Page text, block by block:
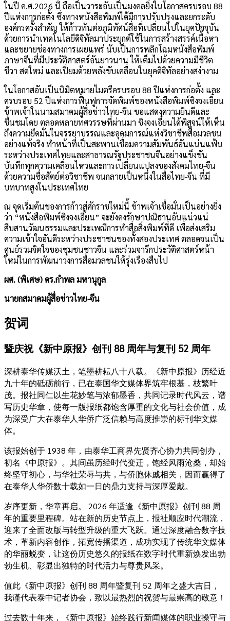
ในปี ค.ศ.2026 นี้ ถือเป็นวาระอันเป็นมงคลยิ่งในโอกาสครบรอบ 88
ปีแห่งการก่อตั้ง ซึ่งทางหนังสือพิมพ์ได้มีการปรับปรุงและยกระดับ
องค์กรครั้งสำคัญ ให้ก้าวทันต่อภูมิทัศน์สื่อที่เปลี่ยนไปในยุคปัจจุบัน
ด้วยการนำเทคโนโลยีดิจิทัลมาประยุกต์ใช้ในการสร้างสรรค์เนื้อหา
และขยายช่องทางการเผยแพร่ นับเป็นการพลิกโฉมหนังสือพิมพ์
ภาษาจีนที่มีประวัติศาสตร์อันยาวนาน ให้เต็มไปด้วยความมีชีวิต
ชีวา สดใหม่ และเปี่ยมด้วยพลังขับเคลื่อนในยุคดิจิทัลอย่างสง่างาม
ในโอกาสอันเป็นนิมิตหมายไมตรีครบรอบ 88 ปีแห่งการก่อตั้ง และ
ครบรอบ 52 ปีแห่งการฟื้นฟูการจัดพิมพ์ของหนังสือพิมพ์ซิงจงเอี๋ยน
ข้าพเจ้าในนามสมาคมผู้สื่อข่าวไทย-จีน ขอแสดงความยินดีและ
ชื่นชมโดย ตลอดหลายทศวรรษที่ผ่านมา ซิงจงเอี๋ยนได้พิสูจน์ให้เห็น
ถึงความยึดมั่นในจรรยาบรรณและอุดมการณ์แห่งวิชาชีพสื่อมวลชน
อย่างแท้จริง ทำหน้าที่เป็นสะพานเชื่อมความสัมพันธ์อันแน่นแฟ้น
ระหว่างประเทศไทยและสาธารณรัฐประชาชนจีนอย่างแข็งขัน
บันทึกทุกความเคลื่อนไหวและการเปลี่ยนแปลงของสังคมไทย-จีน
ด้วยความซื่อสัตย์ต่อวิชาชีพ จนกลายเป็นหนึ่งในสื่อไทย-จีน ที่มี
บทบาทสูงในประเทศไทย
ณ จุดเริ่มต้นของการก้าวสู่ศักราชใหม่นี้ ข้าพเจ้าเชื่อมั่นเป็นอย่างยิ่ง
ว่า “หนังสือพิมพ์ซิงจงเอี๋ยน” จะยังคงรักษาปณิธานอันแน่วแน่
สืบสานวัฒนธรรมและประเพณีการทำสื่อสิ่งพิมพ์ที่ดี เพื่อส่งเสริม
ความเข้าใจอันดีระหว่างประชาชนของทั้งสองประเทศ ตลอดจนเป็น
ศูนย์รวมจิตใจของชุมชนชาวจีน และร่วมจารึกประวัติศาสตร์หน้า
ใหม่ในการพัฒนาวงการสื่อมวลชนให้รุ่งเรืองสืบไป
ผศ. (พิเศษ) ดร.กำพล มหานุกูล
นายกสมาคมผู้สื่อข่าวไทย-จีน
贺词
暨庆祝《新中原报》创刊 88 周年与复刊 52 周年
深耕泰华传媒沃土，笔墨耕耘八十八载。《新中原报》历经近
九十年的砥砺前行，已在泰国华文媒体界筑牢根基，枝繁叶
茂。报社同仁以生花妙笔与浓郁墨香，共同记录时代风云，谱
写历史华章，使每一版报纸都饱含厚重的文化与社会价值，成
为深受广大在泰华人华侨广泛信赖与高度推崇的标刊华文媒
体。
该报始创于 1938 年，由泰华工商界先贤齐心协力共同创办，
初名《中原报》。其间虽历经时代变迁，饱经风雨沧桑，却始
终坚守初心，与华社荣辱与共，与侨胞休戚相关，因而赢得了
在泰华人华侨数十载如一日的鼎力支持与深厚爱戴。
岁序更新，华章再启。 2026 年适逢《新中原报》创刊 88 周
年的重要里程碑。站在新的历史节点上，报社顺应时代潮流，
迎来了全面改版与转型升级的重大飞跃。通过深度融合数字技
术，革新内容创作，拓宽传播渠道，成功实现了传统华文媒体
的华丽蜕变，让这份历史悠久的报纸在数字时代重新焕发出勃
勃生机、彰显出独特的时代活力与尊贵风采。
值此《新中原报》创刊 88 周年暨复刊 52 周年之盛大吉日，
我谨代表泰中记者协会，致以最热烈的祝贺与最崇高的敬意！
过去数十年来，《新中原报》始终践行新闻媒体的职业操守与